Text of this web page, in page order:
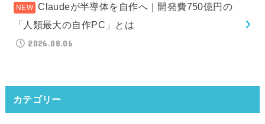
Claudeが半導体を自作へ｜開発費750億円の
「人類最大の自作PC」とは
2026.08.06
カテゴリー